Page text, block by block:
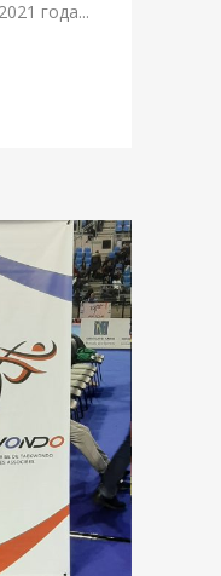
года...